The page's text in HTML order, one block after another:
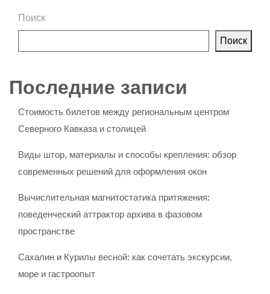
Поиск
Поиск
Последние записи
Стоимость билетов между региональным центром
Северного Кавказа и столицей
Виды штор, материалы и способы крепления: обзор
современных решений для оформления окон
Вычислительная магнитостатика притяжения:
поведенческий аттрактор архива в фазовом
пространстве
Сахалин и Курилы весной: как сочетать экскурсии,
море и гастроопыт